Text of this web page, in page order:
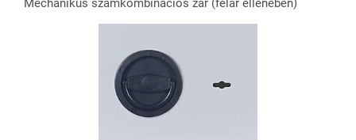
Mechanikus számkombinációs zár (felár ellenében)